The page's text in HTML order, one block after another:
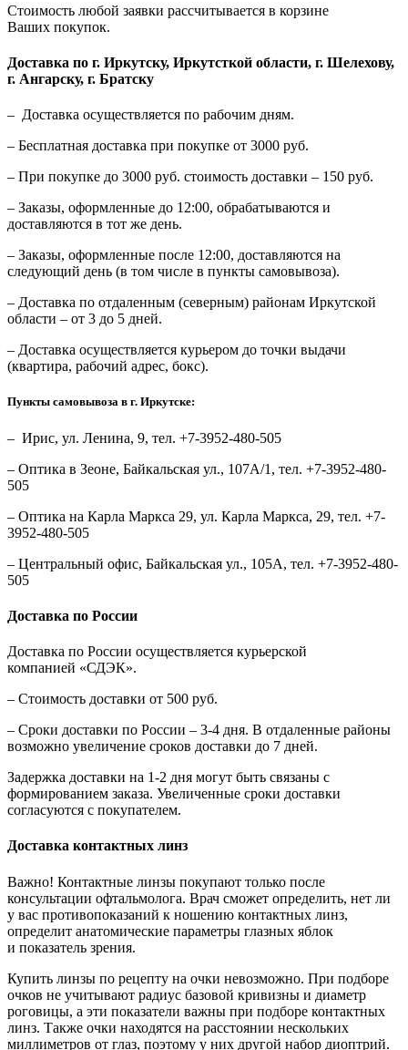
Стоимость любой заявки рассчитывается в корзине
Ваших покупок.
Доставка по г. Иркутску, Иркутсткой области, г. Шелехову,
г. Ангарску, г. Братску
– Доставка осуществляется по рабочим дням.
– Бесплатная доставка при покупке от 3000 руб.
– При покупке до 3000 руб. стоимость доставки – 150 руб.
– Заказы, оформленные до 12:00, обрабатываются и
доставляются в тот же день.
– Заказы, оформленные после 12:00, доставляются на
следующий день (в том числе в пункты самовывоза).
– Доставка по отдаленным (северным) районам Иркутской
области – от 3 до 5 дней.
– Доставка осуществляется курьером до точки выдачи
(квартира, рабочий адрес, бокс).
Пункты самовывоза в г. Иркутске:
– Ирис, ул. Ленина, 9, тел. +7-3952-480-505
– Оптика в Зеоне, Байкальская ул., 107А/1, тел. +7-3952-480-
505
– Оптика на Карла Маркса 29, ул. Карла Маркса, 29, тел. +7-
3952-480-505
– Центральный офис, Байкальская ул., 105А, тел. +7-3952-480-
505
Доставка по России
Доставка по России осуществляется курьерской
компанией «СДЭК».
– Стоимость доставки от 500 руб.
– Сроки доставки по России – 3-4 дня. В отдаленные районы
возможно увеличение сроков доставки до 7 дней.
Задержка доставки на 1-2 дня могут быть связаны с
формированием заказа. Увеличенные сроки доставки
согласуются с покупателем.
Доставка контактных линз
Важно! Контактные линзы покупают только после
консультации офтальмолога. Врач сможет определить, нет ли
у вас противопоказаний к ношению контактных линз,
определит анатомические параметры глазных яблок
и показатель зрения.
Купить линзы по рецепту на очки невозможно. При подборе
очков не учитывают радиус базовой кривизны и диаметр
роговицы, а эти показатели важны при подборе контактных
линз. Также очки находятся на расстоянии нескольких
миллиметров от глаз, поэтому у них другой набор диоптрий.